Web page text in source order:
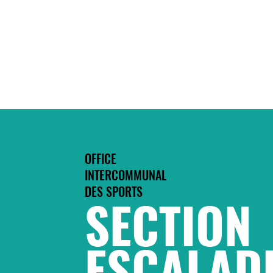
OFFICE
INTERCOMMUNAL
DES SPORTS
SECTION